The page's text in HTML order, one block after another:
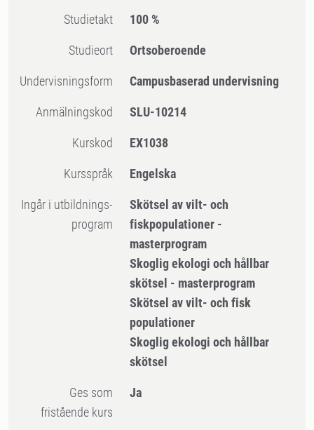
Studietakt 100 %
Studieort Ortsoberoende
Undervisningsform Campusbaserad undervisning
Anmälningskod SLU-10214
Kurskod EX1038
Kursspråk Engelska
Ingår i utbildnings-
program
Skötsel av vilt- och
fiskpopulationer -
masterprogram
Skoglig ekologi och hållbar
skötsel - masterprogram
Skötsel av vilt- och fisk
populationer
Skoglig ekologi och hållbar
skötsel
Ges som
fristående kurs
Ja